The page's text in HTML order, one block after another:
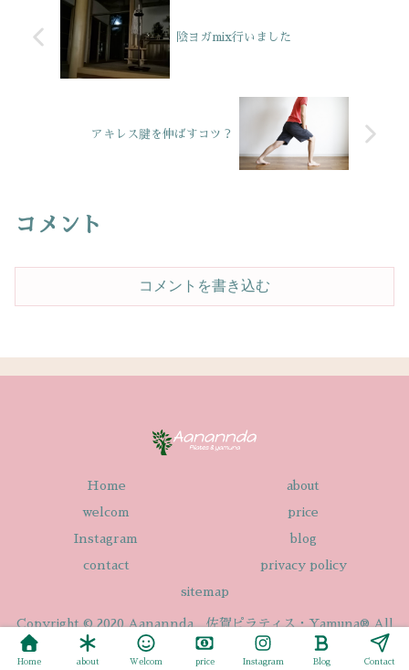
陰ヨガmix行いました
アキレス腱を伸ばすコツ？
コメント
コメントを書き込む
Home about
welcom price
Instagram blog
contact privacy policy
sitemap
Copyright © 2020 Aanannda 佐賀ピラティス・Yamuna® All
Rights Reserved.
Home about Welcom price Instagram Blog Contact